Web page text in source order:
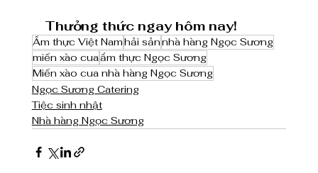
Thưởng thức ngay hôm nay!
Ẩm thực Việt Namhải sảnnhà hàng Ngọc Sương
miến xào cuaẩm thực Ngọc Sương
Miến xào cua nhà hàng Ngọc Sương
Ngọc Sương Catering
Tiệc sinh nhật
Nhà hàng Ngọc Sương